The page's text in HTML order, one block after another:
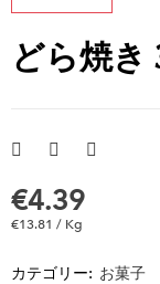
どら焼き
€4.39
€13.81 / Kg
カテゴリー: お菓子